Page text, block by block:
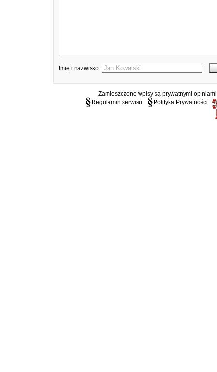
Imię i nazwisko:
Zamieszczone wpisy są prywatnymi
Regulamin serwisu
Polityka Prywatności